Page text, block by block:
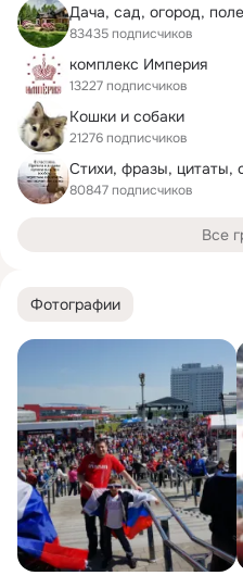
Фотографии
Дача, сад, огород,
83435 подписчиков
комплекс Империя
13227 подписчиков
Кошки и собаки
21276 подписчиков
Стихи, фразы, цитаты,
80847 подписчиков
Все